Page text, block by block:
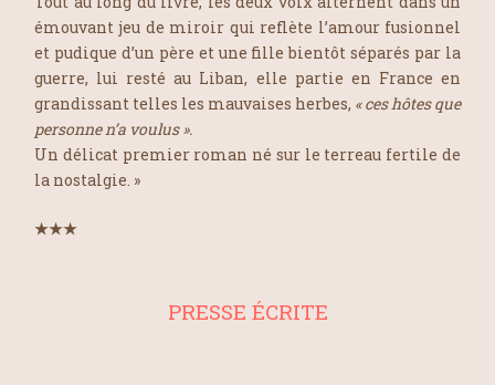
émouvant jeu de miroir qui reflète l’amour fusionnel
et pudique d’un père et une fille bientôt séparés par la
guerre, lui resté au Liban, elle partie en France en
grandissant telles les mauvaises herbes, « ces hôtes que
personne n’a voulus ».
Un délicat premier roman né sur le terreau fertile de
la nostalgie. »
★★★
PRESSE ÉCRITE